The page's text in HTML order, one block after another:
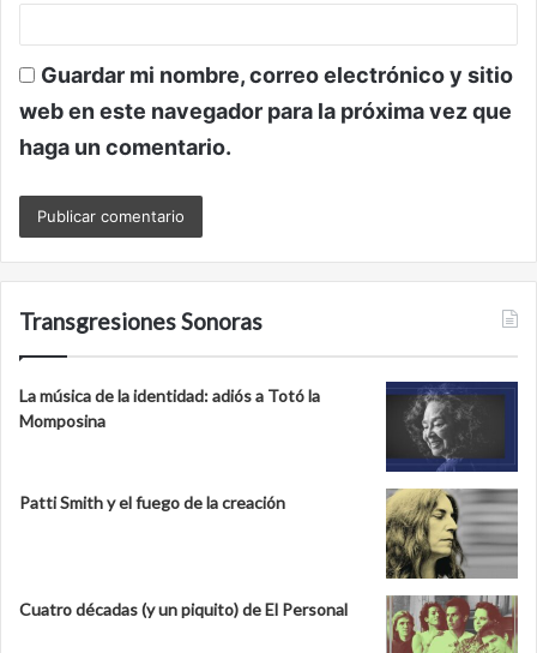
Guardar mi nombre, correo electrónico y sitio
web en este navegador para la próxima vez que
haga un comentario.
Transgresiones Sonoras
La música de la identidad: adiós a Totó la
Momposina
Patti Smith y el fuego de la creación
Cuatro décadas (y un piquito) de El Personal